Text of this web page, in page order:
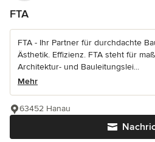
FTA
FTA - Ihr Partner für durchdachte
Ästhetik. Effizienz. FTA steht für
Architektur- und Bauleitungslei...
Mehr
63452 Hanau